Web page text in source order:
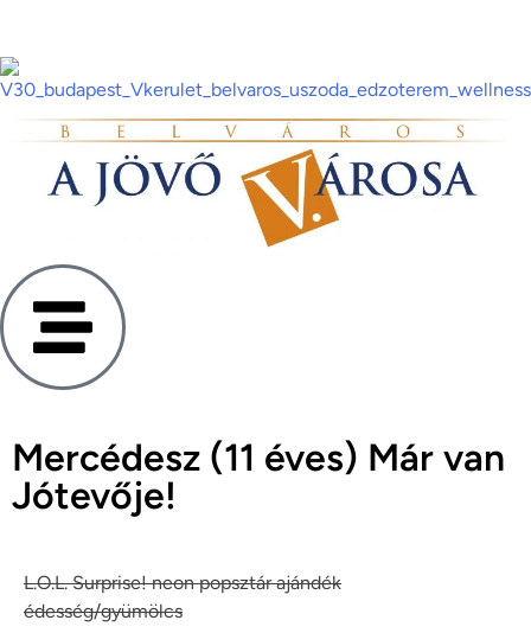
Mercédesz (11 éves) Már van
Jótevője!
L.O.L. Surprise! neon popsztár ajándék
édesség/gyümölcs